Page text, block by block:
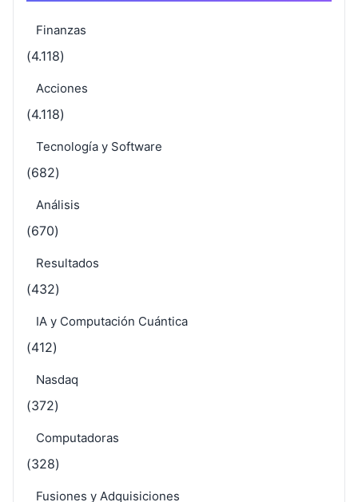
Finanzas
(4.118)
Acciones
(4.118)
Tecnología y Software
(682)
Análisis
(670)
Resultados
(432)
IA y Computación Cuántica
(412)
Nasdaq
(372)
Computadoras
(328)
Fusiones y Adquisiciones